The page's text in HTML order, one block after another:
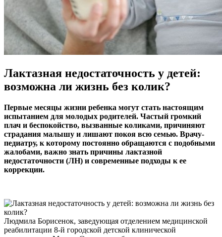
Лактазная недостаточность у детей:
возможна ли жизнь без колик?
Первые месяцы жизни ребенка могут стать настоящим
испытанием для молодых родителей. Частый громкий
плач и беспокойство, вызванные коликами, причиняют
страдания малышу и лишают покоя всю семью. Врачу-
педиатру, к которому постоянно обращаются с подобными
жалобами, важно знать причины лактазной
недостаточности (ЛН) и современные подходы к ее
коррекции.
Людмила Борисенок, заведующая отделением медицинской
реабилитации 8-й городской детской клинической